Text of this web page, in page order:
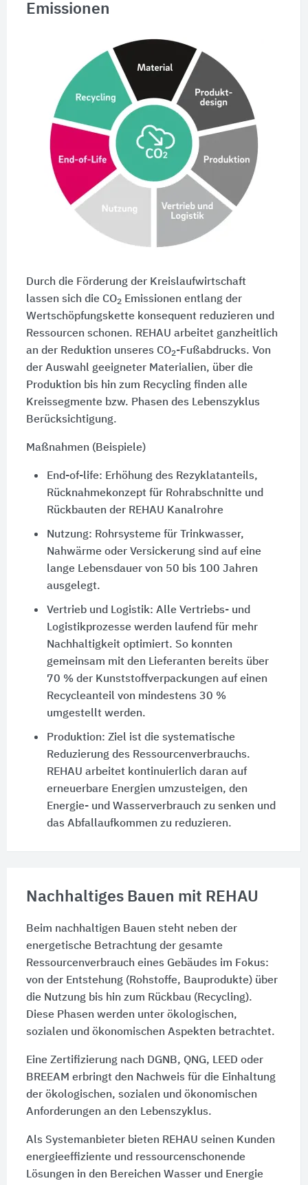
Emissionen
Durch die Förderung der Kreislaufwirtschaft
lassen sich die CO2Emissionen entlang der
Wertschöpfungskette konsequent reduzieren und
Ressourcen schonen. REHAU arbeitet ganzheitlich
an der Reduktion unseres CO2-Fußabdrucks. Von
der Auswahl geeigneter Materialien, über die
Produktion bis hin zum Recycling finden alle
Kreissegmente bzw. Phasen des Lebenszyklus
Berücksichtigung.
Maßnahmen (Beispiele)
End-of-life: Erhöhung des Rezyklatanteils,
Rücknahmekonzept für Rohrabschnitte und
Rückbauten der REHAU Kanalrohre
Nutzung: Rohrsysteme für Trinkwasser,
Nahwärme oder Versickerung sind auf eine
lange Lebensdauer von 50 bis 100 Jahren
ausgelegt.
Vertrieb und Logistik: Alle Vertriebs- und
Logistikprozesse werden laufend für mehr
Nachhaltigkeit optimiert. So konnten
gemeinsam mit den Lieferanten bereits über
70 % der Kunststoffverpackungen auf einen
Recycleanteil von mindestens 30 %
umgestellt werden.
Produktion: Ziel ist die systematische
Reduzierung des Ressourcenverbrauchs.
REHAU arbeitet kontinuierlich daran auf
erneuerbare Energien umzusteigen, den
Energie- und Wasserverbrauch zu senken und
das Abfallaufkommen zu reduzieren.
Nachhaltiges Bauen mit REHAU
Beim nachhaltigen Bauen steht neben der
energetische Betrachtung der gesamte
Ressourcenverbrauch eines Gebäudes im Fokus:
von der Entstehung (Rohstoffe, Bauprodukte) über
die Nutzung bis hin zum Rückbau (Recycling).
Diese Phasen werden unter ökologischen,
sozialen und ökonomischen Aspekten betrachtet.
Eine Zertifizierung nach DGNB, QNG, LEED oder
BREEAM erbringt den Nachweis für die Einhaltung
der ökologischen, sozialen und ökonomischen
Anforderungen an den Lebenszyklus.
Als Systemanbieter bieten REHAU seinen Kunden
energieeffiziente und ressourcenschonende
Lösungen in den Bereichen Wasser und Energie